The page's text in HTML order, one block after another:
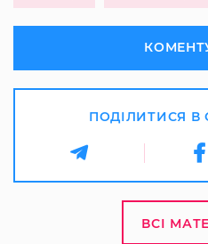
ПОДІЛИТИСЯ
ВСІ